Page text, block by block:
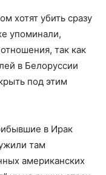
хотят убить сразу
упоминали,
так как
в Белоруссии
под этим
в Ирак
там
американских